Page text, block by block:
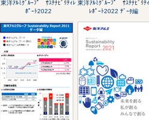
東洋ｱﾙﾐｸﾞﾙｰﾌﾟ ｻｽﾃﾅﾋﾞﾘﾃｨﾚ
ﾎﾟｰﾄ2022
東洋ｱﾙﾐｸﾞﾙｰﾌﾟ ｻｽﾃﾅﾋﾞﾘﾃ
ﾚﾎﾟｰﾄ2022 ﾃﾞｰﾀ編